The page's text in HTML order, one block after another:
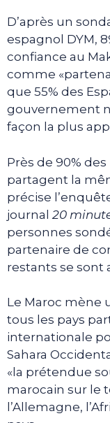
D’après un
espagnol DYM,
confiance au
comme
que 55% des
gouvernement
façon la plus
Près de 90%
partagent la
précise
journal 20
personnes
partenaire de
restants se sont
Le Maroc mène
tous les pays
internationale
Sahara
«la prétendue
marocain sur le
l’Allemagne,